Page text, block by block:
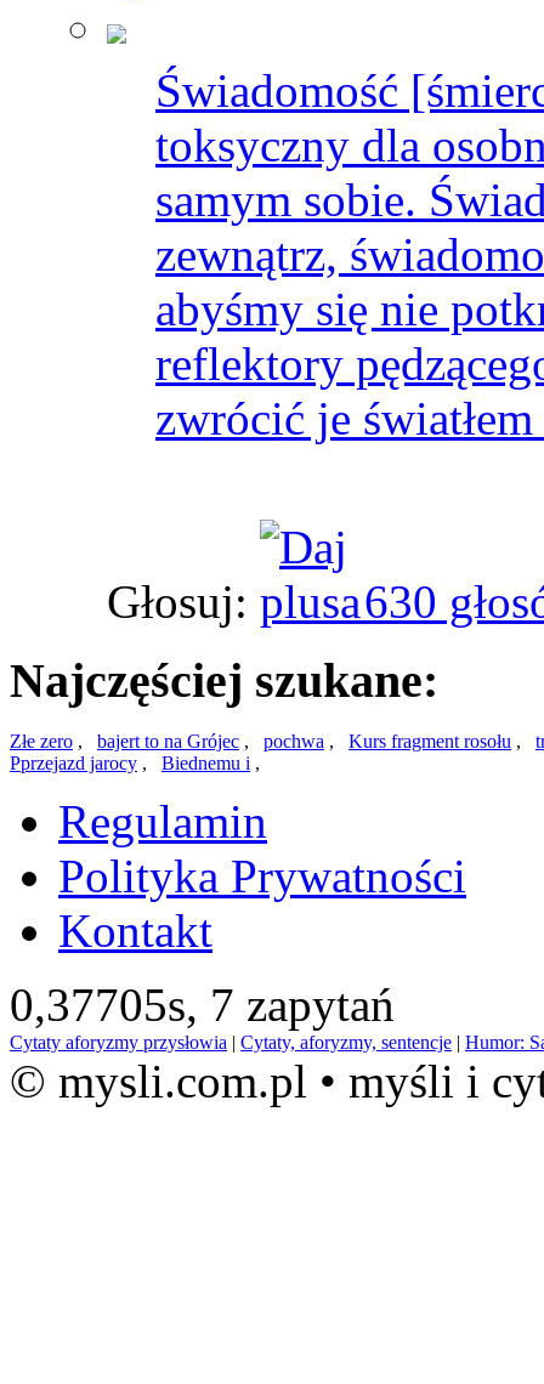
Świadomość
toksyczny dla
samym sobie.
zewnątrz,
abyśmy się nie
reflektory
zwrócić je
Głosuj: 630
Najczęściej szukane:
Złe zero , bajert to na Grójec , pochwa , Kurs fragment rosołu ,
Pprzejazd jarocy , Biednemu i ,
Regulamin
Polityka Prywatności
Kontakt
0,37705s, 7 zapytań
Cytaty aforyzmy przysłowia | Cytaty, aforyzmy, sentencje | Humor:
© mysli.com.pl • myśli i